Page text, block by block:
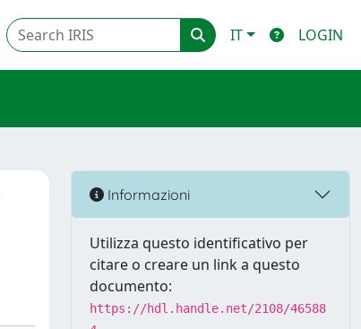
IT LOGIN
Informazioni
Utilizza questo identificativo per
citare o creare un link a questo
documento:
https://hdl.handle.net/2108/46588